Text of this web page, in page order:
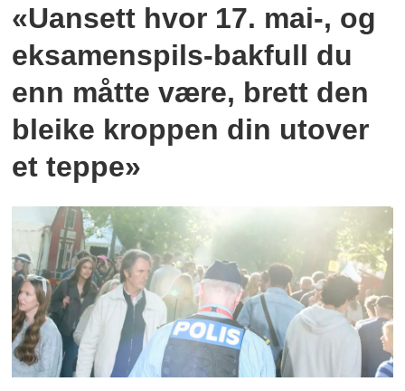
«Uansett hvor 17. mai-, og
eksamenspils-bakfull du
enn måtte være, brett den
bleike kroppen din utover
et teppe»